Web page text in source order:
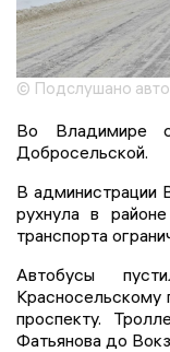
© Подслушано
Во Владимире
Добросельской.
В администрации
рухнула в
транспорта
Автобусы
проспекту.
Фатьянова до